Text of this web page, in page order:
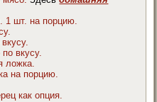
1 шт. на порцию.
вкусу.
ложка.
на порцию.
как опция.